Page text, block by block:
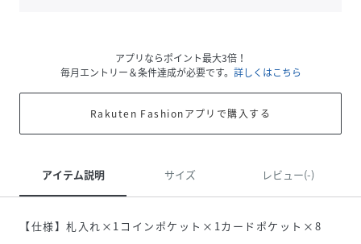
アプリならポイント最大3倍！
毎月エントリー＆条件達成が必要です。 詳しくはこちら
Rakuten Fashionアプリで購入する
アイテム説明 サイズ レビュー(-)
【仕様】札入れ×1コインポケット×1カードポケット×8